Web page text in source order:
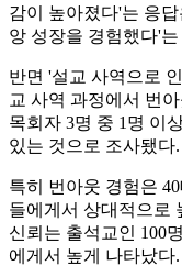
감이 높아졌다'는 응
앙 성장을 경험했다'
반면 '설교 사역으로
교 사역 과정에서 번
목회자 3명 중 1명 이
있는 것으로 조사됐다.
특히 번아웃 경험은
들에게서 상대적으로
신뢰는 출석교인 100
에게서 높게 나타났다.